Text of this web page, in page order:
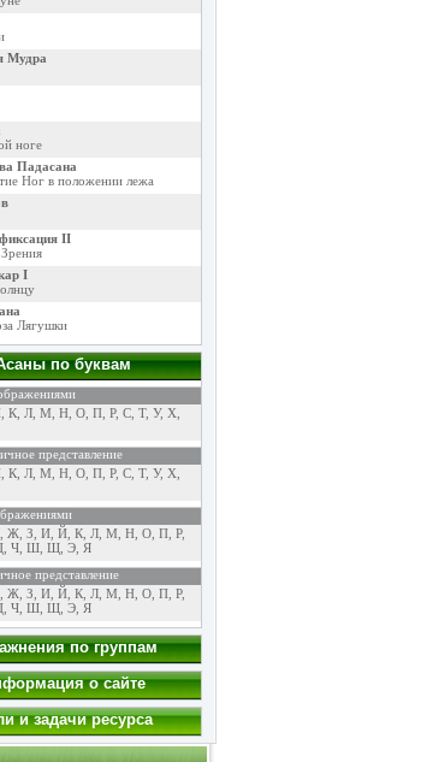
Мудра
ноге
Падасана
Ног в положении лежа
II
I
Лягушки
по буквам
, К, Л, М Н, О, П, Р, С, Т, У, Х
представление
, К, Л, М Н, О, П, Р, С, Т, У, Х
Ж, З И, Й, К, Л, М Н, О, П, Р,
, Ч, Ш, Щ, Э, Я
представление
Ж, З И, Й, К, Л, М Н, О, П, Р,
, Ч, Ш, Щ, Э, Я
по группам
о сайте
и задачи ресурса